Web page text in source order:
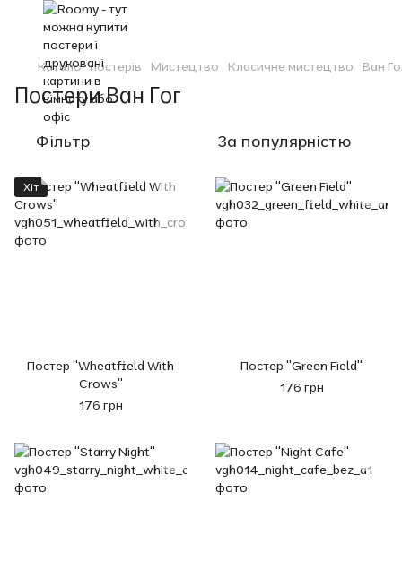
Каталог постерів Мистецтво Класичне мистецтво Ван
Постери Ван Гог
Фільтр За популярністю
Хіт
Постер "Wheatfield With
Crows"
176 грн
Постер "Green Field"
176 грн